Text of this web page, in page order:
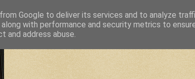
Google to deliver its services and to analyze
with performance and security metrics to
and address abuse.